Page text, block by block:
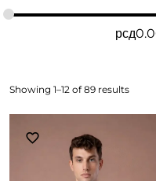
рсд
Showing 1–12 of 89 results